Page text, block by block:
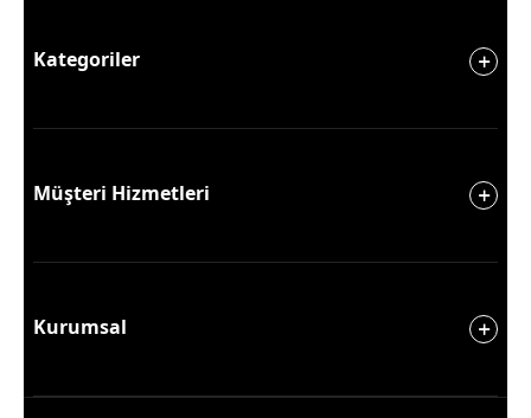
Kategoriler
Müşteri Hizmetleri
Kurumsal